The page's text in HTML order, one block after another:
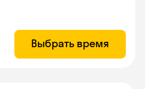
Выбрать время